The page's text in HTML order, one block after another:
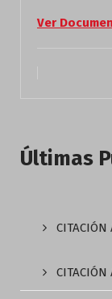
Ver
Últimas
CITACIÓN
CITACIÓN